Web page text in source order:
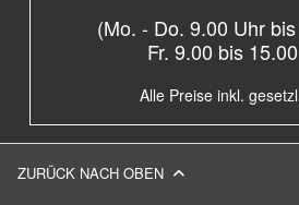
(Mo. - Do. 9.00 Uhr
Fr. 9.00 bis
Alle Preise inkl.
ZURÜCK NACH OBEN